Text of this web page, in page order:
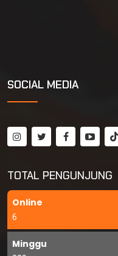
SOCIAL MEDIA
TOTAL PENGUNJUNG
Online
6
Minggu